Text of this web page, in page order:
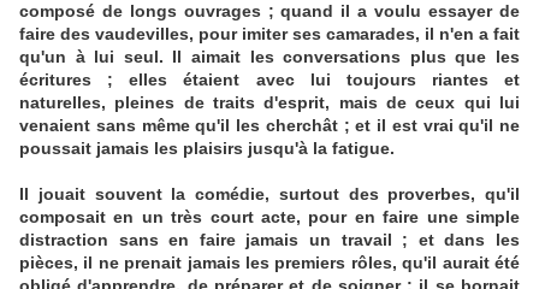
composé de longs ouvrages ; quand il a voulu essayer de
faire des vaudevilles, pour imiter ses camarades, il n'en a fait
qu'un à lui seul. Il aimait les conversations plus que les
écritures ; elles étaient avec lui toujours riantes et
naturelles, pleines de traits d'esprit, mais de ceux qui lui
venaient sans même qu'il les cherchât ; et il est vrai qu'il ne
poussait jamais les plaisirs jusqu'à la fatigue.
Il jouait souvent la comédie, surtout des proverbes, qu'il
composait en un très court acte, pour en faire une simple
distraction sans en faire jamais un travail ; et dans les
pièces, il ne prenait jamais les premiers rôles, qu'il aurait été